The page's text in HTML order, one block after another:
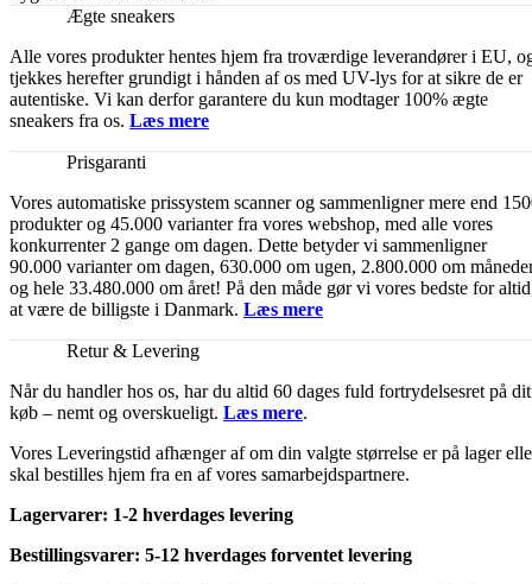
Ægte sneakers
Alle vores produkter hentes hjem fra troværdige leverandører i EU,
tjekkes herefter grundigt i hånden af os med UV-lys for at sikre de er
autentiske. Vi kan derfor garantere du kun modtager 100% ægte
sneakers fra os. Læs mere
Prisgaranti
Vores automatiske prissystem scanner og sammenligner mere end
produkter og 45.000 varianter fra vores webshop, med alle vores
konkurrenter 2 gange om dagen. Dette betyder vi sammenligner
90.000 varianter om dagen, 630.000 om ugen, 2.800.000 om
og hele 33.480.000 om året! På den måde gør vi vores bedste for
at være de billigste i Danmark. Læs mere
Retur & Levering
Når du handler hos os, har du altid 60 dages fuld fortrydelsesret på dit
køb – nemt og overskueligt. Læs mere.
Vores Leveringstid afhænger af om din valgte størrelse er på lager
skal bestilles hjem fra en af vores samarbejdspartnere.
Lagervarer: 1-2 hverdages levering
Bestillingsvarer: 5-12 hverdages forventet levering